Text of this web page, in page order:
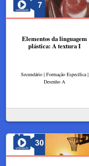
Elementos da linguagem
plástica: A textura I
Secundário | Formação Específica |
Desenho A